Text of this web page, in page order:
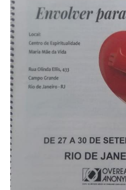
PERGUNTAS E RESPOSTAS
CONTATO
CONTRIBUIÇÕES
HISTÓRIA DE CCA/BR